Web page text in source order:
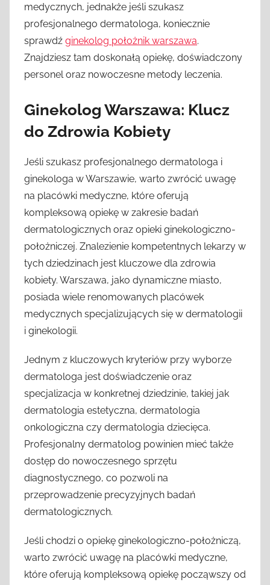
medycznych, jednakże jeśli szukasz
profesjonalnego dermatologa, koniecznie
sprawdź ginekolog położnik warszawa.
Znajdziesz tam doskonałą opiekę, doświadczony
personel oraz nowoczesne metody leczenia.
Ginekolog Warszawa: Klucz
do Zdrowia Kobiety
Jeśli szukasz profesjonalnego dermatologa i
ginekologa w Warszawie, warto zwrócić uwagę
na placówki medyczne, które oferują
kompleksową opiekę w zakresie badań
dermatologicznych oraz opieki ginekologiczno-
położniczej. Znalezienie kompetentnych lekarzy w
tych dziedzinach jest kluczowe dla zdrowia
kobiety. Warszawa, jako dynamiczne miasto,
posiada wiele renomowanych placówek
medycznych specjalizujących się w dermatologii
i ginekologii.
Jednym z kluczowych kryteriów przy wyborze
dermatologa jest doświadczenie oraz
specjalizacja w konkretnej dziedzinie, takiej jak
dermatologia estetyczna, dermatologia
onkologiczna czy dermatologia dziecięca.
Profesjonalny dermatolog powinien mieć także
dostęp do nowoczesnego sprzętu
diagnostycznego, co pozwoli na
przeprowadzenie precyzyjnych badań
dermatologicznych.
Jeśli chodzi o opiekę ginekologiczno-położniczą,
warto zwrócić uwagę na placówki medyczne,
które oferują kompleksową opiekę począwszy od